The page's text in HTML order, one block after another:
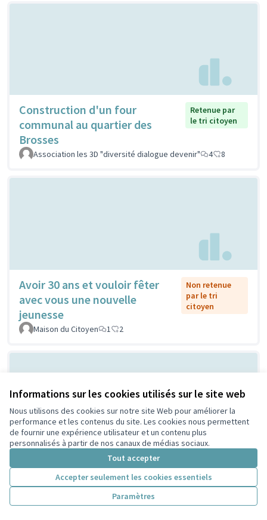
Informations sur les cookies utilisés sur le site web
Nous utilisons des cookies sur notre site Web pour améliorer la
performance et les contenus du site. Les cookies nous permettent
de fournir une expérience utilisateur et un contenu plus
personnalisés à partir de nos canaux de médias sociaux.
Tout accepter
Accepter seulement les cookies essentiels
Paramètres
Construction d'un four
communal au quartier des
Brosses
Retenue par
le tri citoyen
Association les 3D "diversité dialogue devenir" 4 8
Avoir 30 ans et vouloir fêter
avec vous une nouvelle
jeunesse
Non retenue
par le tri
citoyen
Maison du Citoyen 1 2
Vilain grand cône de béton ou
atelier de création et
d'expression ...?
par le tri
citoyen
Sylvie Orkisz 2 3